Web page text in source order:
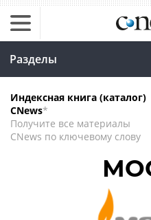
Разделы
Индексная книга (каталог)
CNews*
Получите все материалы
CNews по ключевому слову